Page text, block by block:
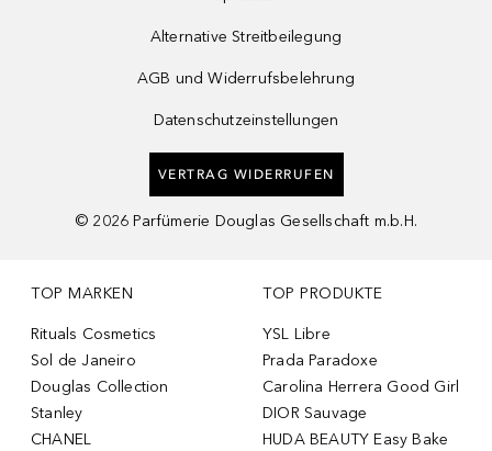
Alternative Streitbeilegung
AGB und Widerrufsbelehrung
Datenschutzeinstellungen
VERTRAG WIDERRUFEN
© 2026 Parfümerie Douglas Gesellschaft m.b.H.
TOP MARKEN
Rituals Cosmetics
Sol de Janeiro
Douglas Collection
Stanley
CHANEL
TOP PRODUKTE
YSL Libre
Prada Paradoxe
Carolina Herrera Good Girl
DIOR Sauvage
HUDA BEAUTY Easy Bake